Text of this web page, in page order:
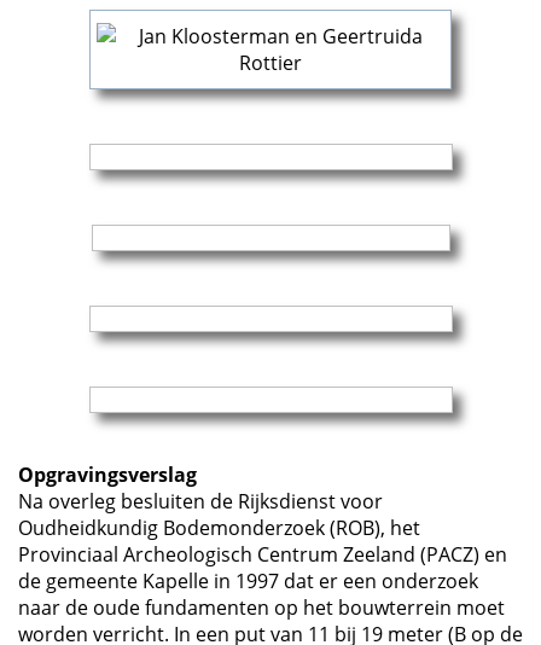
Opgravingsverslag
Na overleg besluiten de Rijksdienst voor
Oudheidkundig Bodemonderzoek (ROB), het
Provinciaal Archeologisch Centrum Zeeland (PACZ) en
de gemeente Kapelle in 1997 dat er een onderzoek
naar de oude fundamenten op het bouwterrein moet
worden verricht. In een put van 11 bij 19 meter (B op de